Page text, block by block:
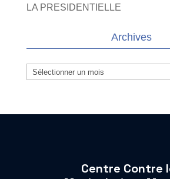
LA PRESIDENTIELLE
Archives
Archives
Centre Contre